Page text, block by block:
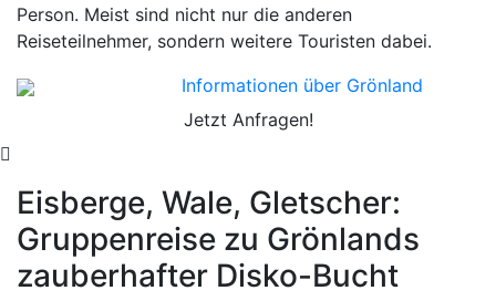
Person. Meist sind nicht nur die anderen
Reiseteilnehmer, sondern weitere Touristen dabei.
Informationen über Grönland
Jetzt Anfragen!
Eisberge, Wale, Gletscher:
Gruppenreise zu Grönlands
zauberhafter Disko-Bucht